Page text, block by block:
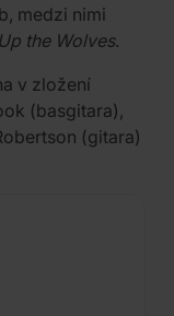
medzi nimi
the Wolves.
v zložení
(basgitara),
(gitara)